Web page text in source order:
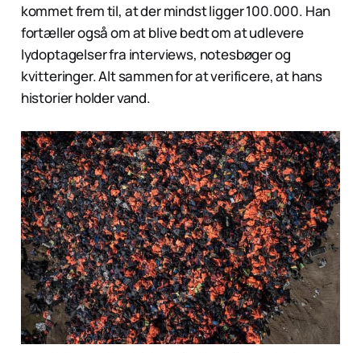
kommet frem til, at der mindst ligger 100.000. Han
fortæller også om at blive bedt om at udlevere
lydoptagelser fra interviews, notesbøger og
kvitteringer. Alt sammen for at verificere, at hans
historier holder vand.